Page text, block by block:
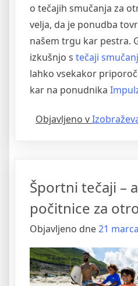
o tečajih smučanja za
velja, da je ponudba
našem trgu kar pestra.
izkušnjo s tečaji
lahko vsekakor
kar na ponudnika
Objavljeno v
Športni tečaji –
počitnice za
Objavljeno dne21